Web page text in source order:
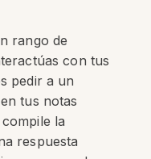
rango de
con tus
pedir a un
tus notas
la
respuesta